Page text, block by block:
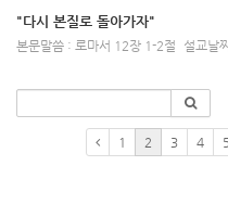
"다시 본질로 돌아가자"
본문말씀 : 로마서 12장 1-2절 설교날
1 2 3 4